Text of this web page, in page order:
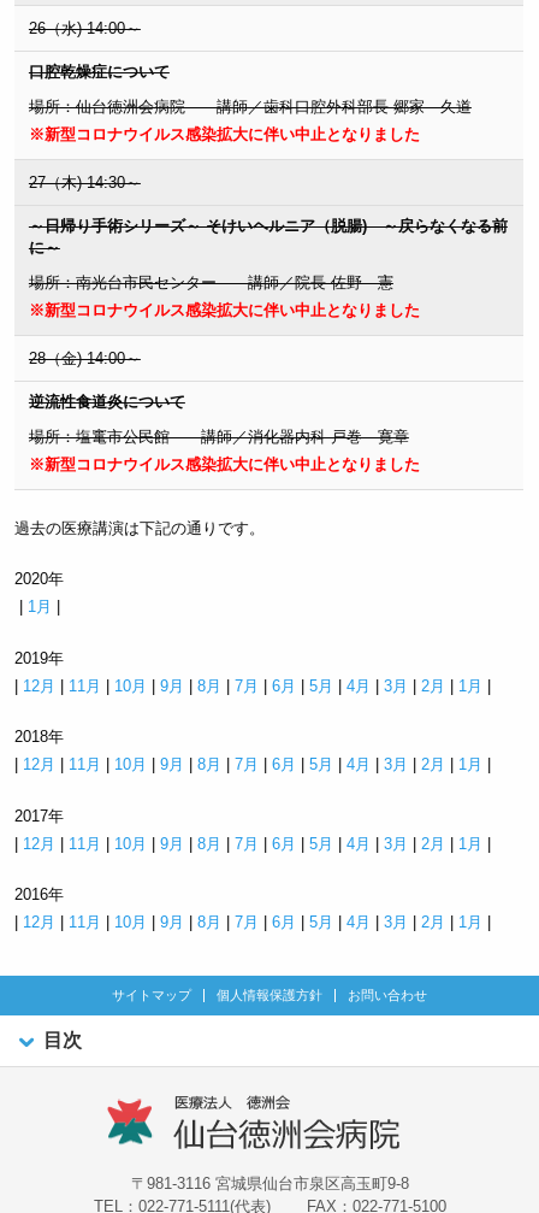
26（水) 14:00～
口腔乾燥症について
場所：仙台徳洲会病院 講師／歯科口腔外科部長 郷家 久道
※新型コロナウイルス感染拡大に伴い中止となりました
27（木) 14:30～
～日帰り手術シリーズ～ そけいヘルニア（脱腸) ～戻らなくなる前
に～
場所：南光台市民センター 講師／院長 佐野 憲
※新型コロナウイルス感染拡大に伴い中止となりました
28（金) 14:00～
逆流性食道炎について
場所：塩竃市公民館 講師／消化器内科 戸巻 寛章
※新型コロナウイルス感染拡大に伴い中止となりました
過去の医療講演は下記の通りです。
2020年
1月
2019年
| 12月 | 11月 | 10月 |9月 |8月 |7月 |6月 |5月 |4月 |3月 | 2月 | 1月 |
2018年
12月 11月 10月 |9月 |8月 |7月 |6月 |5月 |4月 |3月 |2月 1月
2017年
| 12月 | 11月 | 10月 |9月 |8月 |7月 |6月 |5月 |4月 |3月 | 2月 | 1月 |
2016年
12月 11月 10月 |9月 |8月 |7月 |6月 |5月 |4月 |3月 |2月 1月
サイトマップ 個人情報保護方針 お問い合わせ
目次
〒981-3116 宮城県仙台市泉区高玉町9-8
TEL：022-771-5111(代表)
FAX：022-771-5100